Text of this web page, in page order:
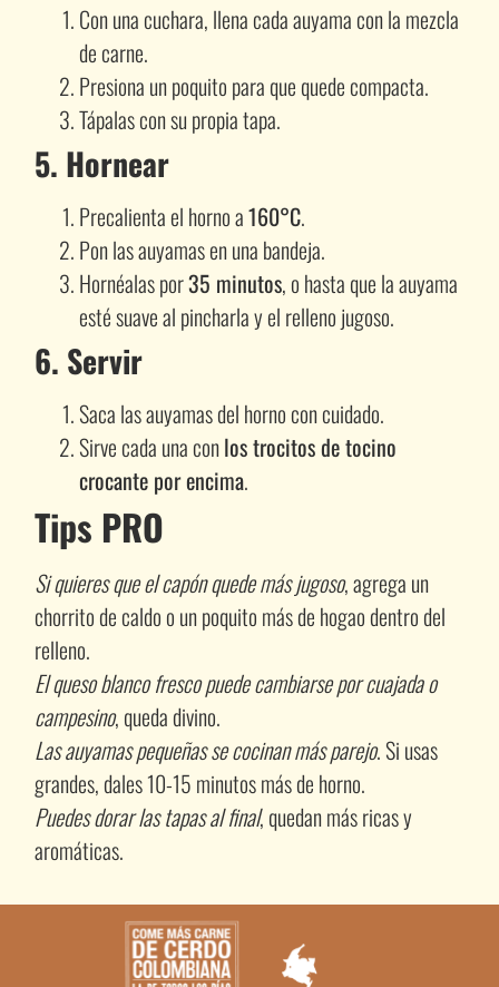
Con una cuchara, llena cada auyama con la mezcla
de carne.
Presiona un poquito para que quede compacta.
Tápalas con su propia tapa.
5. Hornear
Precalienta el horno a160°C.
Pon las auyamas en una bandeja.
Hornéalas por35 minutos, o hasta que la auyama
esté suave al pincharla y el relleno jugoso.
6. Servir
Saca las auyamas del horno con cuidado.
Sirve cada una conlos trocitos de tocino
crocante por encima.
Tips PRO
Si quieres que el capón quede más jugoso, agrega un
chorrito de caldo o un poquito más de hogao dentro del
relleno.
El queso blanco fresco puede cambiarse por cuajada o
campesino, queda divino.
Las auyamas pequeñas se cocinan más parejo. Si usas
grandes, dales 10-15 minutos más de horno.
Puedes dorar las tapas al final, quedan más ricas y
aromáticas.